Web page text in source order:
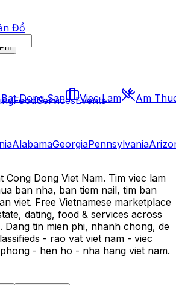
Đồ
Bat Dong San Viec Lam
Am
FoodServicesEvents
AlabamaGeorgiaPennsylvania
Cong Dong Viet Nam. Tim viec lam
ban nha, ban tiem nail, tim ban
viet. Free Vietnamese marketplace
dating, food & services across
Dang tin mien phi, nhanh chong, de
- rao vat viet nam - viec
- hen ho - nha hang viet nam.